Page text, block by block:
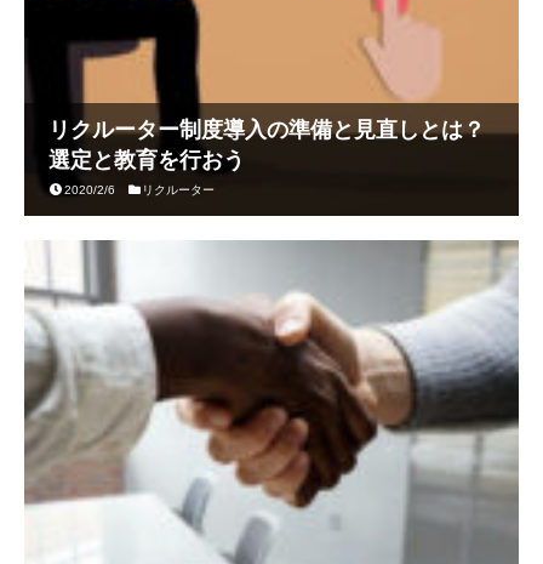
リクルーター制度導入の準備と見直しとは？
選定と教育を行おう
2020/2/6 リクルーター